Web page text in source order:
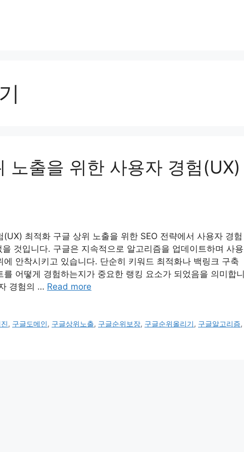
노출을 위한 사용자 경험(UX)
최적화 구글 상위 노출을 위한 SEO 전략에서 사용자 경험
것입니다. 구글은 지속적으로 알고리즘을 업데이트하며 사용
안착시키고 있습니다. 단순히 키워드 최적화나 백링크 구축
어떻게 경험하는지가 중요한 랭킹 요소가 되었음을 의미합니
경험의 … Read more
, 구글도메인, 구글상위노출, 구글순위보장, 구글순위올리기, 구글알고리즘,